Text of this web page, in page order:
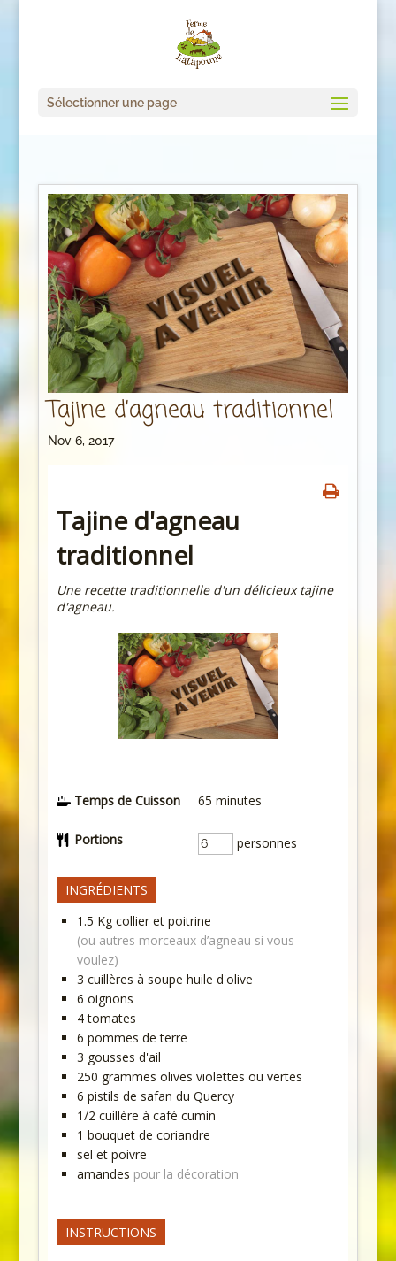
Sélectionner une page
Tajine d’agneau traditionnel
Nov 6, 2017
Tajine d'agneau
traditionnel
Une recette traditionnelle d'un délicieux tajine
d'agneau.
Temps de Cuisson 65 minutes
Portions personnes
INGRÉDIENTS
1.5 Kg collier et poitrine
(ou autres morceaux d’agneau si vous
voulez)
3 cuillères à soupe huile d'olive
6 oignons
4 tomates
6 pommes de terre
3 gousses d'ail
250 grammes olives violettes ou vertes
6 pistils de safan du Quercy
1/2 cuillère à café cumin
1 bouquet de coriandre
sel et poivre
amandes pour la décoration
INSTRUCTIONS